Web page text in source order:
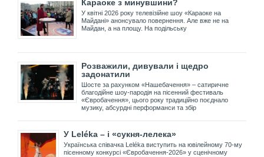
Караоке з минувшини?
У квітні 2026 року телевізійне шоу «Караоке на
Майдані» анонсувало повернення. Але вже не на
Майдан, а на площу. На подільську
Розважили, дивували і щедро
задонатили
Шосте за рахунком «Нашебачення» – сатиричне
благодійне шоу-пародія на пісенний фестиваль
«Євробачення», цього року традиційно поєднало
музику, абсурдні перформанси та збір
У Leléka – і «сукня-лелека»
Українська співачка Leléka виступить на ювілейному 70-му
пісенному конкурсі «Євробачення-2026» у сценічному